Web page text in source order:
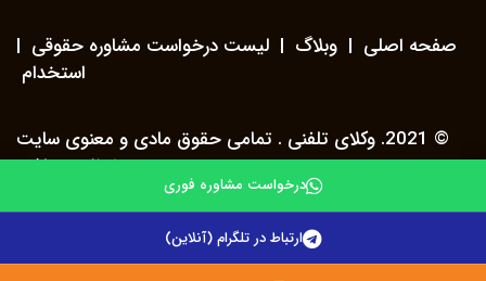
صفحه اصلی | وبلاگ | لیست درخواست مشاوره حقوقی |
استخدام
© 2021. وکلای تلفنی . تمامی حقوق مادی و معنوی سایت
محفوظ می باشد.
درخواست مشاوره فوری
ارتباط در تلگرام (آنلاین)